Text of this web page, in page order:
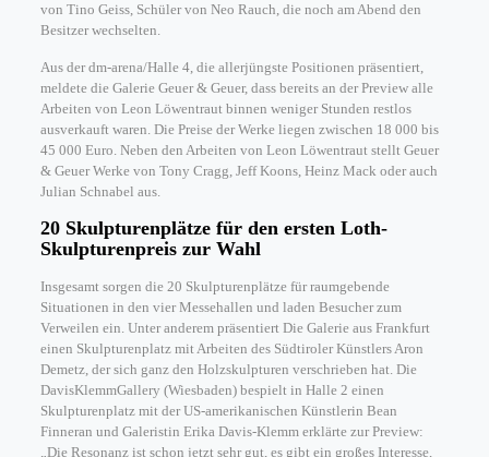
von Tino Geiss, Schüler von Neo Rauch, die noch am Abend den
Besitzer wechselten.
Aus der dm-arena/Halle 4, die allerjüngste Positionen präsentiert,
meldete die Galerie Geuer & Geuer, dass bereits an der Preview alle
Arbeiten von Leon Löwentraut binnen weniger Stunden restlos
ausverkauft waren. Die Preise der Werke liegen zwischen 18 000 bis
45 000 Euro. Neben den Arbeiten von Leon Löwentraut stellt Geuer
& Geuer Werke von Tony Cragg, Jeff Koons, Heinz Mack oder auch
Julian Schnabel aus.
20 Skulpturenplätze für den ersten Loth-
Skulpturenpreis zur Wahl
Insgesamt sorgen die 20 Skulpturenplätze für raumgebende
Situationen in den vier Messehallen und laden Besucher zum
Verweilen ein. Unter anderem präsentiert Die Galerie aus Frankfurt
einen Skulpturenplatz mit Arbeiten des Südtiroler Künstlers Aron
Demetz, der sich ganz den Holzskulpturen verschrieben hat. Die
DavisKlemmGallery (Wiesbaden) bespielt in Halle 2 einen
Skulpturenplatz mit der US-amerikanischen Künstlerin Bean
Finneran und Galeristin Erika Davis-Klemm erklärte zur Preview:
„Die Resonanz ist schon jetzt sehr gut, es gibt ein großes Interesse,